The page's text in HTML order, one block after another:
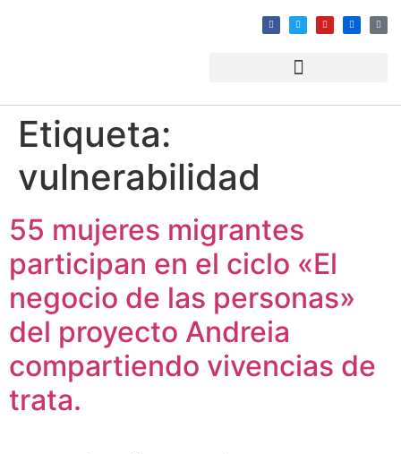
Etiqueta:
vulnerabilidad
55 mujeres migrantes
participan en el ciclo «El
negocio de las personas»
del proyecto Andreia
compartiendo vivencias de
trata.